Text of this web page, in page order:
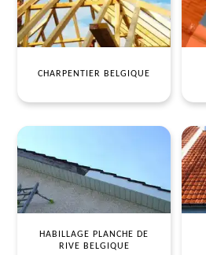
CHARPENTIER BELGIQUE
HABILLAGE PLANCHE DE
RIVE BELGIQUE